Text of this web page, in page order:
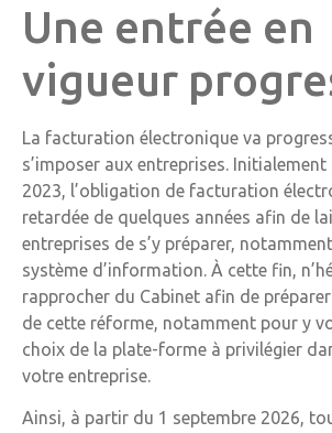
Une entrée en
vigueur
La facturation électronique va
s’imposer aux entreprises.
2023, l’obligation de facturation
retardée de quelques années afin de
entreprises de s’y préparer,
système d’information. À cette fin,
rapprocher du Cabinet afin de
de cette réforme, notamment pour y
choix de la plate-forme à privilégier
votre entreprise.
Ainsi, à partir du 1 septembre 2026,